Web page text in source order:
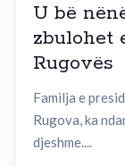
U bë
zbulohet
Rugovës
Familja e
Rugova, ka
djeshme....